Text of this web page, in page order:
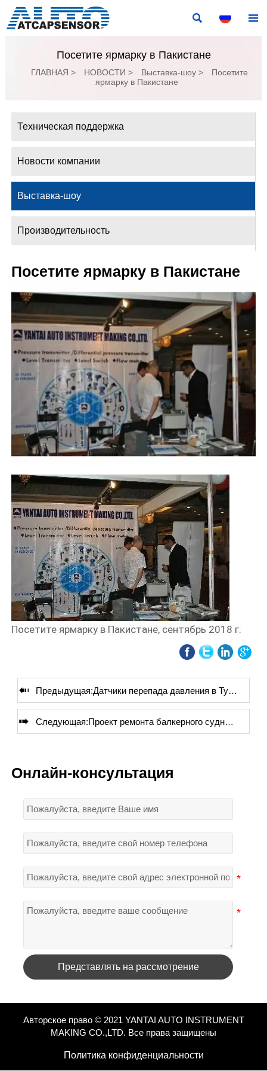
 
Посетите ярмарку в Пакистане
ГЛАВНАЯ > НОВОСТИ > Выставка-шоу >
Посетите
ярмарку в Пакистане
Техническая поддержка
Новости компании
Выставка-шоу
Производительность
Посетите ярмарку в Пакистане
Посетите ярмарку в Пакистане, сентябрь 2018 г.
 Предыдущая:Датчики перепада давления в Турции
 Следующая:Проект ремонта балкерного судна в Турции
Онлайн-консультация
Представлять на рассмотрение
Авторское право © 2021 YANTAI AUTO INSTRUMENT
MAKING CO.,LTD. Все права защищены
Политика конфиденциальности